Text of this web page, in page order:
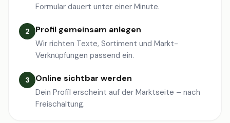
Formular dauert unter einer Minute.
2 Profil gemeinsam anlegen
Wir richten Texte, Sortiment und Markt-
Verknüpfungen passend ein.
3 Online sichtbar werden
Dein Profil erscheint auf der Marktseite – nach
Freischaltung.